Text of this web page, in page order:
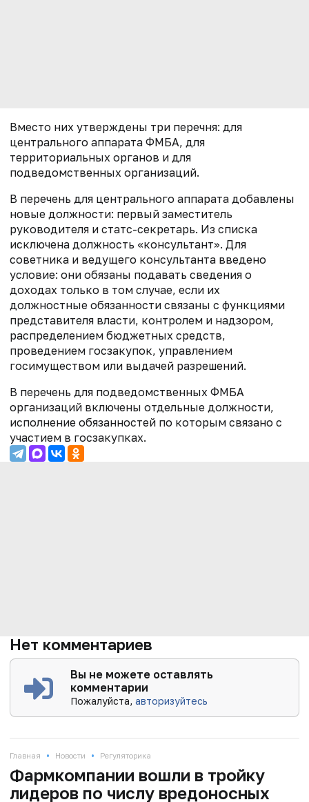
Вместо них утверждены три перечня: для
центрального аппарата ФМБА, для
территориальных органов и для
подведомственных организаций.
В перечень для центрального аппарата добавлены
новые должности: первый заместитель
руководителя и статс-секретарь. Из списка
исключена должность «консультант». Для
советника и ведущего консультанта введено
условие: они обязаны подавать сведения о
доходах только в том случае, если их
должностные обязанности связаны с функциями
представителя власти, контролем и надзором,
распределением бюджетных средств,
проведением госзакупок, управлением
госимуществом или выдачей разрешений.
В перечень для подведомственных ФМБА
организаций включены отдельные должности,
исполнение обязанностей по которым связано с
участием в госзакупках.
Нет комментариев
Вы не можете оставлять
комментарии
Пожалуйста,авторизуйтесь
Главная • Новости • Регуляторика
Фармкомпании вошли в тройку
лидеров по числу вредоносных